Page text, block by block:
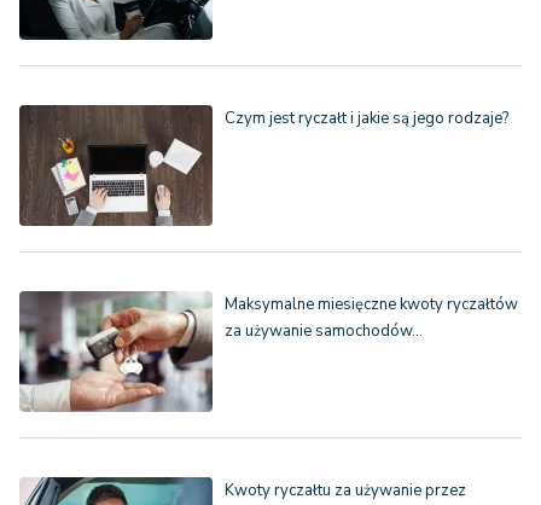
Czym jest ryczałt i jakie są jego rodzaje?
Maksymalne miesięczne kwoty ryczałtów
za używanie samochodów…
Kwoty ryczałtu za używanie przez